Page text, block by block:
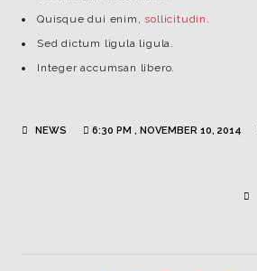
Quisque dui enim, sollicitudin .
Sed dictum ligula ligula.
Integer accumsan libero.
NEWS 6:30 PM , NOVEMBER 10, 2014